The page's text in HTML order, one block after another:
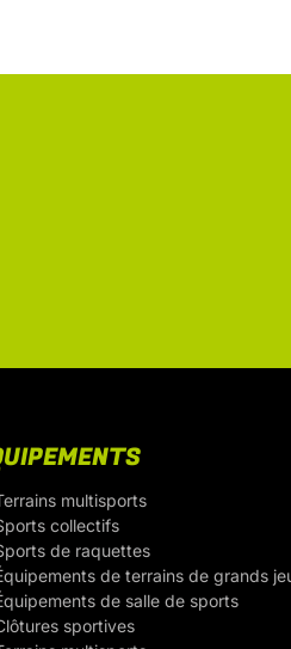
multisports
collectifs
de raquettes
de terrains de grands
de salle de sports
sportives